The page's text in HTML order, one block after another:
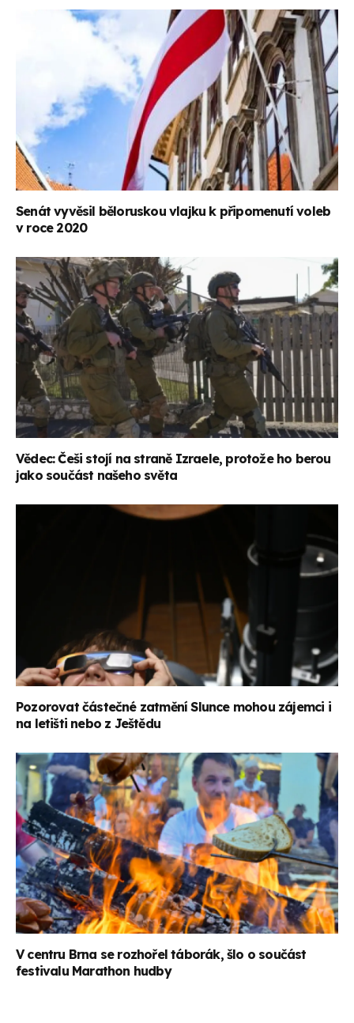
Senát vyvěsil běloruskou vlajku k připomenutí voleb
v roce 2020
Vědec: Češi stojí na straně Izraele, protože ho berou
jako součást našeho světa
Pozorovat částečné zatmění Slunce mohou zájemci i
na letišti nebo z Ještědu
V centru Brna se rozhořel táborák, šlo o součást
festivalu Marathon hudby